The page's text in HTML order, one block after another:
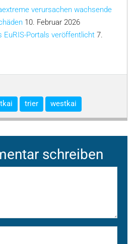
verursachen wachsende
10. Februar 2026
EuRIS-Portals veröffentlicht 7.
trier westkai
schreiben